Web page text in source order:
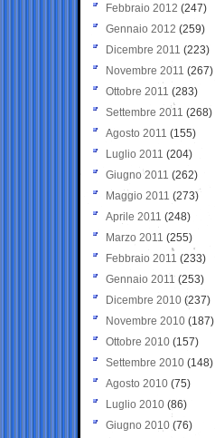
Febbraio 2012 (247)
Gennaio 2012 (259)
Dicembre 2011 (223)
Novembre 2011 (267)
Ottobre 2011 (283)
Settembre 2011 (268)
Agosto 2011 (155)
Luglio 2011 (204)
Giugno 2011 (262)
Maggio 2011 (273)
Aprile 2011 (248)
Marzo 2011 (255)
Febbraio 2011 (233)
Gennaio 2011 (253)
Dicembre 2010 (237)
Novembre 2010 (187)
Ottobre 2010 (157)
Settembre 2010 (148)
Agosto 2010 (75)
Luglio 2010 (86)
Giugno 2010 (76)